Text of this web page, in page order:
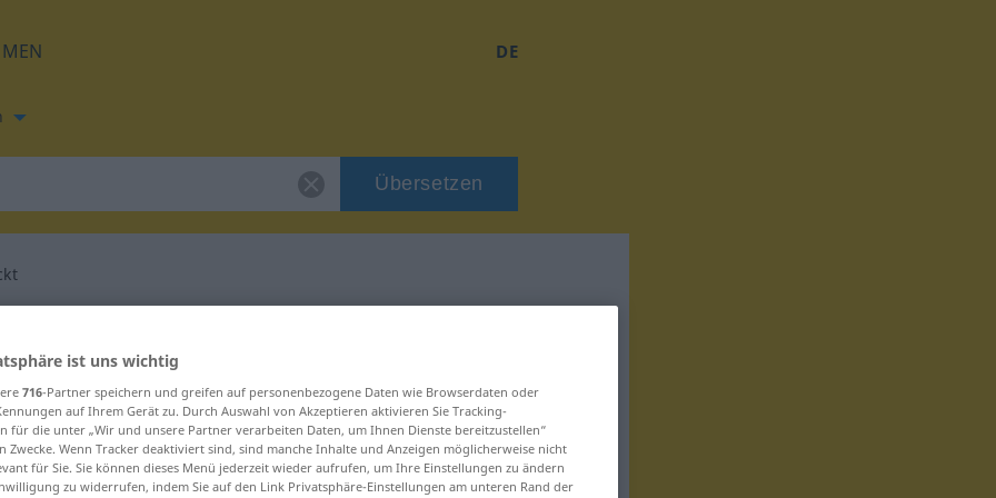
DE
Übersetzen
für "aufgeweckt"
ist uns wichtig
716-Partner speichern und greifen auf personenbezogene Daten wie Browserdaten oder
auf Ihrem Gerät zu. Durch Auswahl von Akzeptieren aktivieren Sie Tracking-
für die unter „Wir und unsere Partner verarbeiten Daten, um Ihnen Dienste bereitzustellen“
Zwecke. Wenn Tracker deaktiviert sind, sind manche Inhalte und Anzeigen möglicherweise nicht
für Sie. Sie können dieses Menü jederzeit wieder aufrufen, um Ihre Einstellungen zu ändern
zu widerrufen, indem Sie auf den Link Privatsphäre-Einstellungen am unteren Rand der